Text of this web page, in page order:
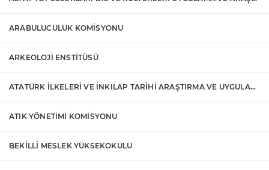
ARABULUCULUK KOMİSYONU
ARKEOLOJİ ENSTİTÜSÜ
ATATÜRK İLKELERİ VE İNKILAP TARİHİ ARAŞTIRMA VE UYGULAMA MERKEZİ
ATIK YÖNETİMİ KOMİSYONU
BEKİLLİ MESLEK YÜKSEKOKULU